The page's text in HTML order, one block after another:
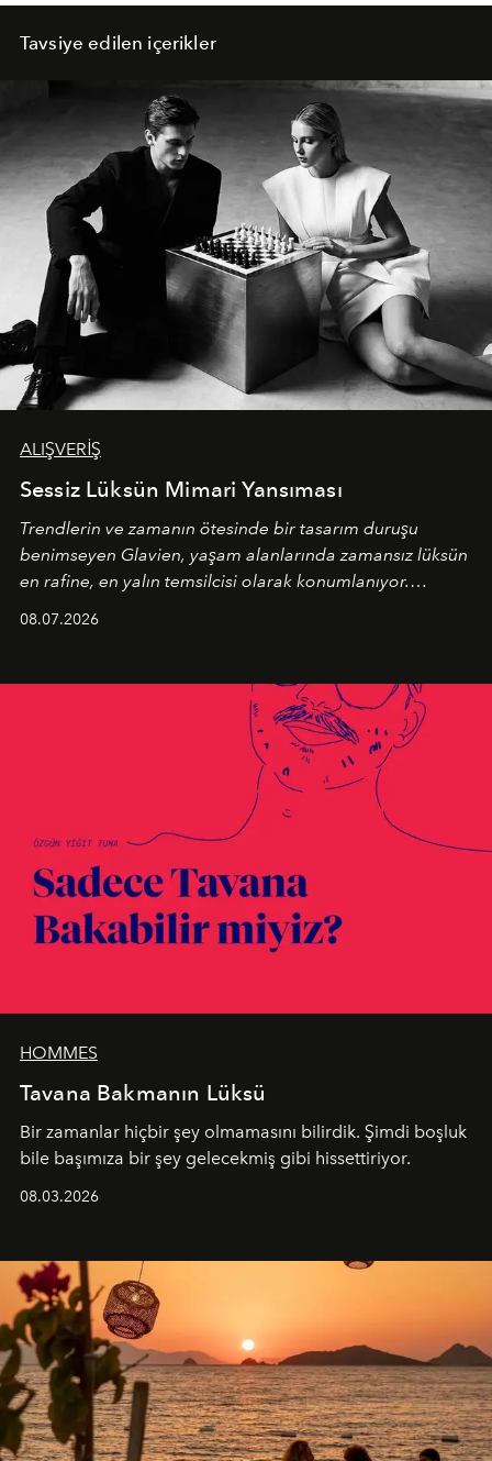
Tavsiye edilen içerikler
ALIŞVERİŞ
Sessiz Lüksün Mimari Yansıması
Trendlerin ve zamanın ötesinde bir tasarım duruşu
benimseyen Glavien, yaşam alanlarında zamansız lüksün
en rafine, en yalın temsilcisi olarak konumlanıyor.
08.07.2026
HOMMES
Tavana Bakmanın Lüksü
Bir zamanlar hiçbir şey olmamasını bilirdik. Şimdi boşluk
bile başımıza bir şey gelecekmiş gibi hissettiriyor.
08.03.2026